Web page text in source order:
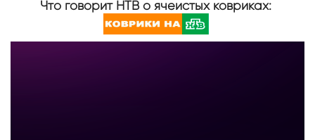
Что говорит НТВ о ячеистых ковриках: